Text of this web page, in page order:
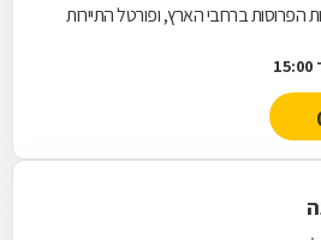
חנויות הפרוסות ברחבי הארץ, ופורטל התיירות